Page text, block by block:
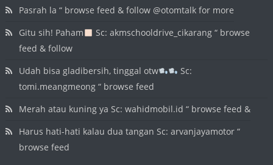
Pasrah la “ browse feed & follow @otomtalk for more
Gitu sih! Paham
Sc: akmschooldrive_cikarang “ browse
feed & follow
Udah bisa gladibersih, tinggal otw
Sc:
tomi.meangmeong “ browse feed
Merah atau kuning ya Sc: wahidmobil.id “ browse feed &
Harus hati-hati kalau dua tangan Sc: arvanjayamotor “
browse feed